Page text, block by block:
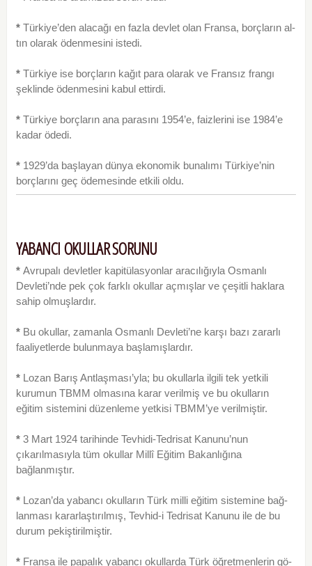
* Türkiye’den alacağı en fazla devlet olan Fransa, borçların al­
tın olarak ödenmesini istedi.
* Türkiye ise borçların kağıt para olarak ve Fransız frangı
şek­linde ödenmesini kabul ettirdi.
* Türkiye borçların ana parasını 1954’e, faizlerini ise 1984’e
kadar ödedi.
* 1929’da başlayan dünya ekonomik bunalımı Türkiye’nin
borçlarını geç ödemesinde etkili oldu.
YABANCI OKULLAR SORUNU
* Avrupalı devletler kapitülasyonlar aracılığıyla Osmanlı
Devleti’nde pek çok farklı okullar açmışlar ve çeşitli haklara
sahip olmuşlardır.
* Bu okullar, zamanla Osmanlı Devleti’ne karşı bazı zararlı
faaliyetlerde bulunmaya başlamışlardır.
* Lozan Barış Antlaşması’yla; bu okullarla ilgili tek yetkili
kurumun TBMM olmasına karar verilmiş ve bu okulların
eğitim sistemini düzenleme yetkisi TBMM’ye verilmiştir.
* 3 Mart 1924 tarihinde Tevhidi-Tedrisat Kanunu’nun
çıkarılmasıyla tüm okullar Millî Eğitim Bakan­lığına
bağlanmıştır.
* Lozan’da yabancı okulların Türk milli eğitim sistemine bağ­
lanması kararlaştırılmış, Tevhid-i Tedrisat Kanunu ile de bu
durum pekiştirilmiştir.
* Fransa ile papalık yabancı okullarda Türk öğretmenlerin gö­